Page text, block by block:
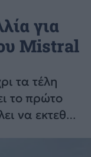
για
Mistral
τα τέλη
το πρώτο
να εκτεθεί